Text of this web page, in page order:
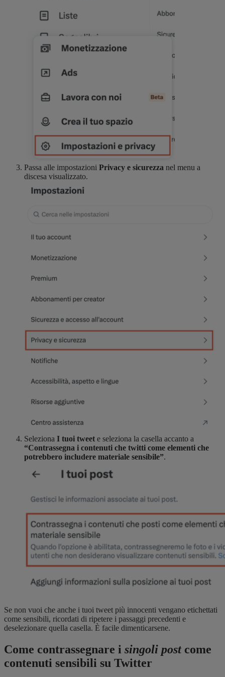
Passa alle impostazioni Privacy e sicurezza nel menu a
discesa visualizzato.
Seleziona I tuoi tweet e seleziona la casella accanto a
“Contrassegna i contenuti che twitti come elementi che
potrebbero includere materiale sensibile”.
Se non vuoi che anche i tuoi tweet più innocenti vengano etichettati
come sensibili, ricordati di ripetere i passaggi precedenti e
deselezionare quella casella. È facile dimenticarsene.
Come contrassegnare i singoli post come
contenuti sensibili su Twitter